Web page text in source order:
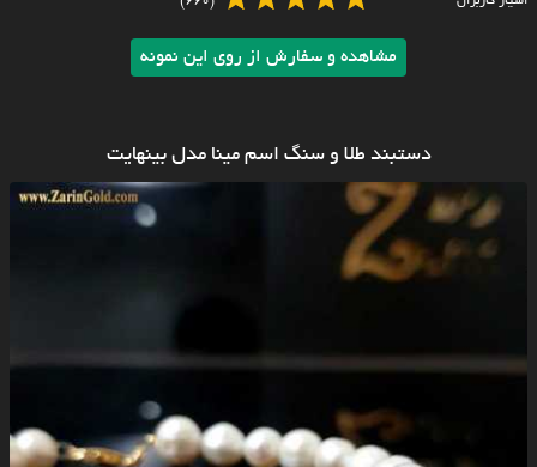
مشاهده و سفارش از روی این نمونه
دستبند طلا و سنگ اسم مینا مدل بینهایت